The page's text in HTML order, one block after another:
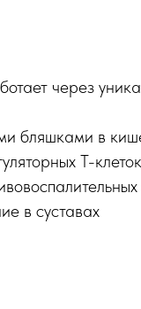
через
бляшками в
Т-клеток
в суставах